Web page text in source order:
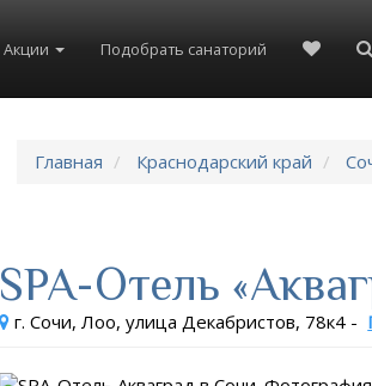
Акции Подобрать санаторий
Главная Краснодарский край
SPA-Отель
г. Сочи, Лоо, улица Декабристов, 78к4 -